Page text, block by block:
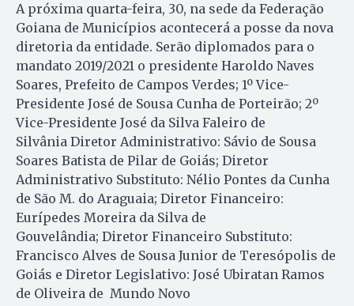
A próxima quarta-feira, 30, na sede da Federação
Goiana de Municípios acontecerá a posse da nova
diretoria da entidade. Serão diplomados para o
mandato 2019/2021 o presidente Haroldo Naves
Soares, Prefeito de Campos Verdes; 1º Vice-
Presidente José de Sousa Cunha de Porteirão; 2º
Vice-Presidente José da Silva Faleiro de
Silvânia Diretor Administrativo: Sávio de Sousa
Soares Batista de Pilar de Goiás; Diretor
Administrativo Substituto: Nélio Pontes da Cunha
de São M. do Araguaia; Diretor Financeiro:
Eurípedes Moreira da Silva de
Gouvelândia; Diretor Financeiro Substituto:
Francisco Alves de Sousa Junior de Teresópolis de
Goiás e Diretor Legislativo: José Ubiratan Ramos
de Oliveira de Mundo Novo